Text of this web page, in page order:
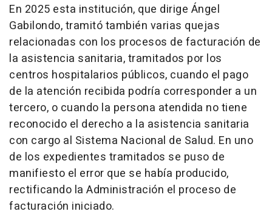
En 2025 esta institución, que dirige Ángel
Gabilondo, tramitó también varias quejas
relacionadas con los procesos de facturación de
la asistencia sanitaria, tramitados por los
centros hospitalarios públicos, cuando el pago
de la atención recibida podría corresponder a un
tercero, o cuando la persona atendida no tiene
reconocido el derecho a la asistencia sanitaria
con cargo al Sistema Nacional de Salud. En uno
de los expedientes tramitados se puso de
manifiesto el error que se había producido,
rectificando la Administración el proceso de
facturación iniciado.